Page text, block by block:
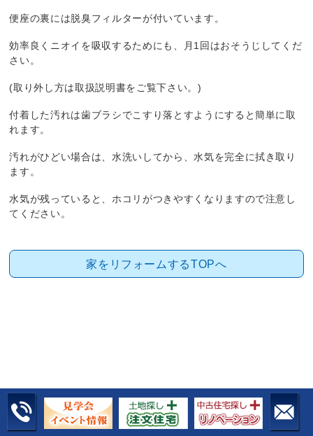
便座の裏には脱臭フィルターが付いています。
効率良くニオイを吸収するためにも、月1回はおそうじしてくだ
さい。
(取り外し方は取扱説明書をご覧下さい。)
付着した汚れは歯ブラシでこすり落とすようにすると簡単に取
れます。
汚れがひどい場合は、水洗いしてから、水気を完全に拭き取り
ます。
水気が残っていると、ホコリがつきやすくなりますので注意し
てください。
家をリフォームするTOPへ